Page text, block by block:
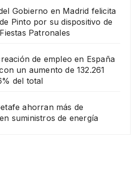
Gobierno en Madrid felicita
Pinto por su dispositivo de
Patronales
de empleo en España
un aumento de 132.261
del total
ahorran más de
suministros de energía